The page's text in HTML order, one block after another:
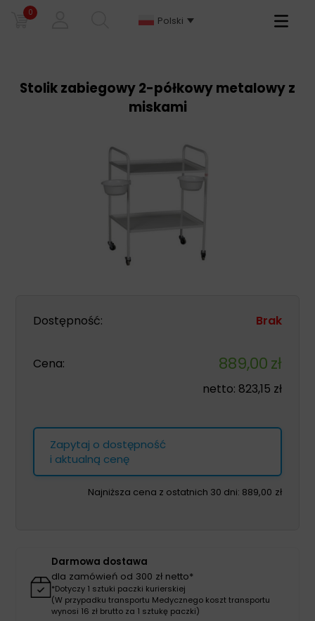
0
Polski
Primary
Stolik zabiegowy 2-półkowy metalowy z
miskami
Dostępność: Brak
Cena: 889,00zł
netto: 823,15 zł
Zapytaj o dostępność
i aktualną cenę
Najniższa cena z ostatnich 30 dni: 889,00 zł
Darmowa dostawa
dla zamówień od 300 zł netto*
*Dotyczy 1 sztuki paczki kurierskiej
(W przypadku transportu Medycznego koszt transportu
wynosi 16 zł brutto za 1 sztukę paczki)